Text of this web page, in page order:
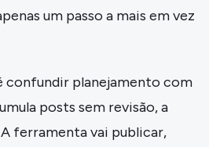
um passo a mais em vez
confundir planejamento com
posts sem revisão, a
ferramenta vai publicar,